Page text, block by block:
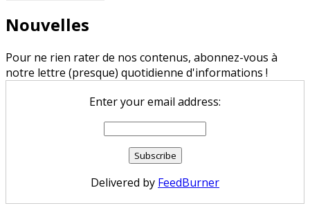
Nouvelles
Pour ne rien rater de nos contenus, abonnez-vous à
notre lettre (presque) quotidienne d'informations !
Enter your email address:
Delivered by FeedBurner